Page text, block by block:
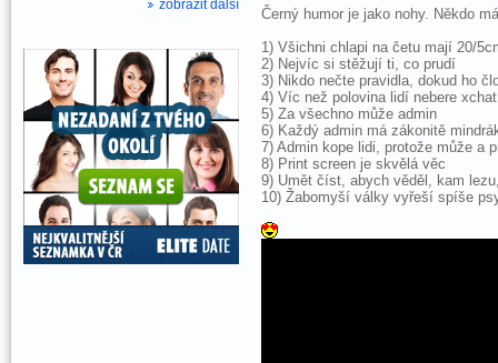
zobrazit další
Černý humor je jako nohy. Někdo
1) Všichni chlapi na četu mají 20/
2) Nejvíc si stěžují ti, co prudí
3) Nikdo nečte pravidla, dokud ho
4) Víc než polovina lidí nebere
5) Za všechno může admin
6) Každý admin má zákonitě
7) Admin kope lidi, protože může a
8) Print screen je skvělá věc
9) Umět číst, abych věděl, kam
10) Žabomyší války vyřeší spíše